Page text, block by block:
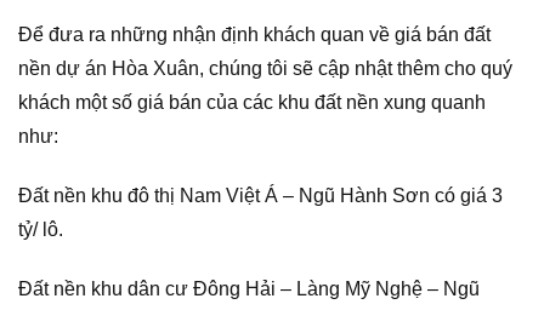
Để đưa ra những nhận định khách quan về giá bán đất
nền dự án Hòa Xuân, chúng tôi sẽ cập nhật thêm cho quý
khách một số giá bán của các khu đất nền xung quanh
như:
Đất nền khu đô thị Nam Việt Á – Ngũ Hành Sơn có giá 3
tỷ/ lô.
Đất nền khu dân cư Đông Hải – Làng Mỹ Nghệ – Ngũ